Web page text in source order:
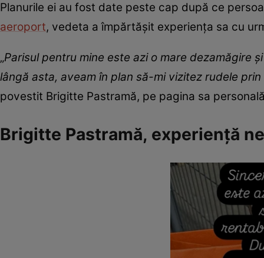
Planurile ei au fost date peste cap după ce
aeroport, vedeta a împărtășit experiența sa cu
„Parisul pentru mine este azi o mare dezamăgire
lângă asta, aveam în plan să-mi vizitez rudele
povestit Brigitte Pastramă, pe pagina sa
Brigitte Pastramă, experiență